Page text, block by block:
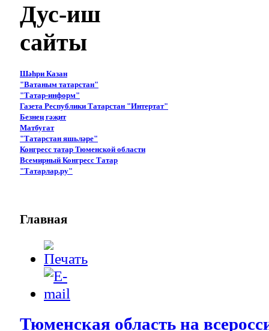
Дус-иш
сайты
Шәһри Казан
"Ватаным татарстан"
"Татар-информ"
Газета Республики Татарстан "Интертат"
Безнең гәҗит
Матбугат
"Татарстан яшьләре"
Конгресс татар Тюменской области
Всемирный Конгресс Татар
"Татарлар.ру"
Главная
Тюменская область на